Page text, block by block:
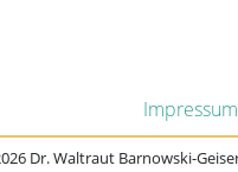
Impressum
Dr. Waltraut Barnowski-